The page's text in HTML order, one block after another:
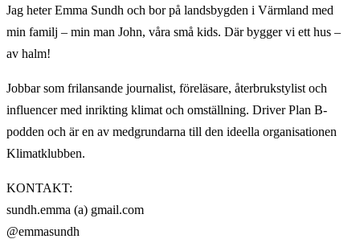
Jag heter Emma Sundh och bor på landsbygden i Värmland med
min familj – min man John, våra små kids. Där bygger vi ett hus –
av halm!
Jobbar som frilansande journalist, föreläsare, återbrukstylist och
influencer med inrikting klimat och omställning. Driver Plan B-
podden och är en av medgrundarna till den ideella organisationen
Klimatklubben.
KONTAKT:
sundh.emma (a) gmail.com
@emmasundh